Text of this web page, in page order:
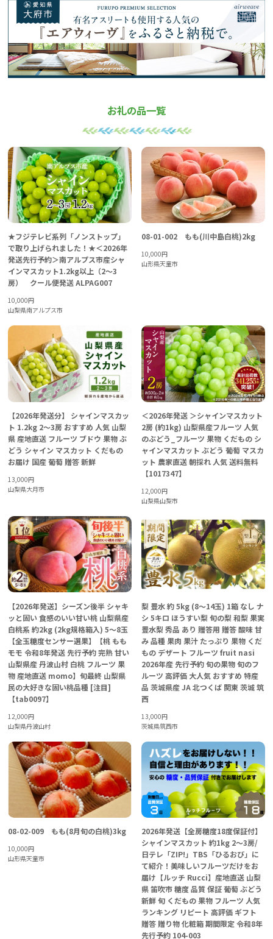
お礼の品一覧
★フジテレビ系列「ノンストップ」
で取り上げられました！★＜2026年
発送先行予約＞南アルプス市産シャ
インマスカット1.2kg以上（2～3
房） クール便発送 ALPAG007
10,000円
山梨県南アルプス市
08-01-002 もも(川中島白桃)2kg
10,000円
山形県天童市
【2026年発送分】 シャインマスカッ
ト 1.2kg 2～3房 おすすめ 人気 山梨
県 産地直送 フルーツ ブドウ 果物 ぶ
どう シャイン マスカット くだもの
お届け 国産 葡萄 贈答 新鮮
13,000円
山梨県大月市
＜2026年発送 ＞シャインマスカット
2房 (約1kg) 山梨県産フルーツ 人気
のぶどう_フルーツ 果物 くだもの シ
ャインマスカット ぶどう 葡萄 マスカ
ット 農家直送 朝採れ 人気 送料無料
【1017347】
12,000円
山梨県山梨市
【2026年発送】シーズン後半 シャキ
ッと固い 食感のいい甘い桃 山梨県産
白桃系 約2kg (2kg規格箱入) 5～8玉
【全玉糖度センサー選果】【桃 もも
モモ 令和8年発送 先行予約 完熟 甘い
山梨県産 丹波山村 白桃 フルーツ 果
物 産地直送 momo】旬最終 山梨県
民の大好きな固い桃品種 [注目]
【tab0097】
12,000円
山梨県丹波山村
梨 豊水 約 5kg (8～14玉) 1箱 なし ナ
シ 5キロ ほうすい梨 旬の梨 和梨 果実
豊水梨 秀品 あり 贈答用 贈答 酸味 甘
み 品種 果肉 果汁 たっぷり 果物 くだ
もの デザート フルーツ fruit nasi
2026年産 先行予約 旬の果物 旬のフ
ルーツ 高評価 大人気 おすすめ 特産
品 茨城県産 JA 北つくば 関東 茨城 筑
西
13,000円
茨城県筑西市
08-02-009 もも(8月旬の白桃)3kg
10,000円
山形県天童市
2026年発送【全房糖度18度保証付】
シャインマスカット 約1kg 2～3房/
日テレ「ZIP!」TBS「ひるおび」に
て紹介！美味しいフルーツだけをお
届け【ルッチ Rucci】産地直送 山梨
県 笛吹市 糖度 品質 保証 葡萄 ぶどう
新鮮 旬 くだもの 果物 フルーツ 人気
ランキング リピート 高評価 ギフト
贈答 贈り物 化粧箱 期間限定 令和8年
先行予約 104-003